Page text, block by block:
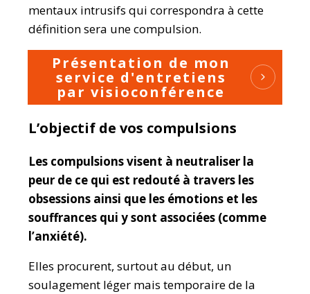
mentaux intrusifs qui correspondra à cette
définition sera une compulsion.
Présentation de mon
service d'entretiens
par visioconférence
L’objectif de vos compulsions
Les compulsions visent à neutraliser la
peur de ce qui est redouté à travers les
obsessions ainsi que les émotions et les
souffrances qui y sont associées (comme
l’anxiété).
Elles procurent, surtout au début, un
soulagement léger mais temporaire de la